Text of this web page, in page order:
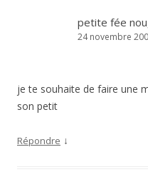
petite fée
24 novembre
je te souhaite de faire une
son petit
Répondre ↓